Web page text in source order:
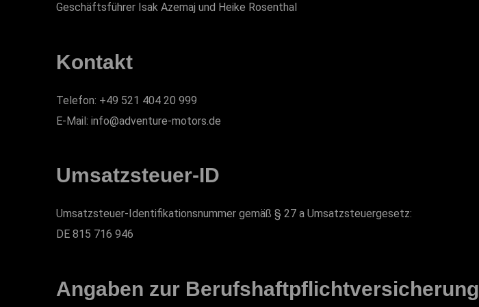
Geschäftsführer Isak Azemaj und Heike Rosenthal
Kontakt
Telefon: +49 521 404 20 999
E-Mail: info@adventure-motors.de
Umsatzsteuer-ID
Umsatzsteuer-Identifikationsnummer gemäß § 27 a Umsatzsteuergesetz:
DE 815 716 946
Angaben zur Berufs­haftpflicht­versicherung